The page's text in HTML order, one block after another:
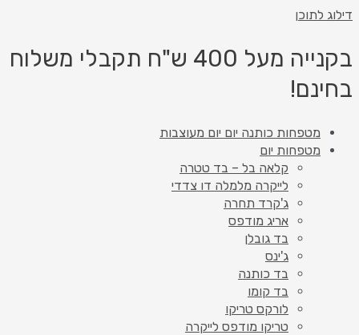
דילוג לתוכן
בקנייה מעל 400 ש"ח תקבלי משלוח
בחינם!
מטפחות כותנה יום יום מעוצבות
מטפחות יום
קלאה בל – בד טטרה
לייקרה מלמלה דו צדדי
ג'קרד תחרה
אריג מודפס
בד גובלן
ג'ינס
בד כותנה
בד קומו
לורקס טריקו
טריקו מודפס לייקרה